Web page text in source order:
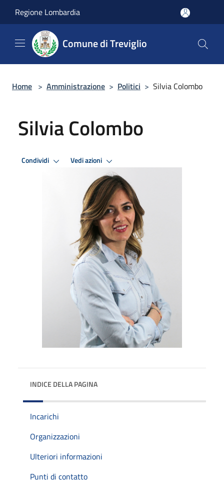
Regione Lombardia
Comune di Treviglio
Home > Amministrazione > Politici > Silvia Colombo
Silvia Colombo
Condividi Vedi azioni
INDICE DELLA PAGINA
Incarichi
Organizzazioni
Ulteriori informazioni
Punti di contatto